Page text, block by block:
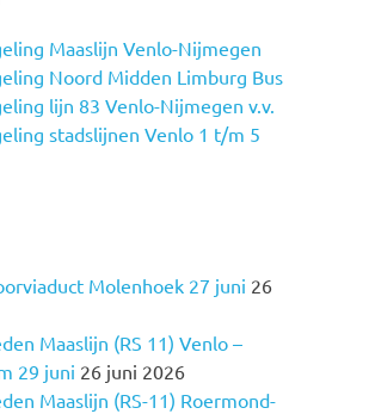
Maaslijn Venlo-Nijmegen
Noord Midden Limburg Bus
lijn 83 Venlo-Nijmegen v.v.
stadslijnen Venlo 1 t/m 5
Molenhoek 27 juni 26
Maaslijn (RS 11) Venlo –
29 juni 26 juni 2026
Maaslijn (RS-11) Roermond-